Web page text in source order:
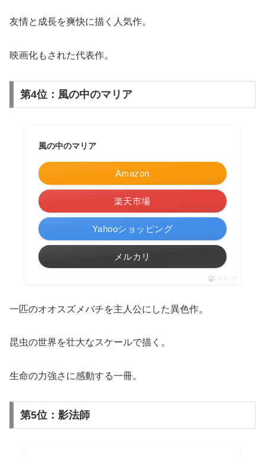
友情と成長を爽快に描く人気作。
映画化もされた代表作。
第4位：風の中のマリア
風の中のマリア
Amazon
楽天市場
Yahooショッピング
メルカリ
ポチップ
一匹のオオスズメバチを主人公にした異色作。
昆虫の世界を壮大なスケールで描く。
生命の力強さに感動する一冊。
第5位：影法師